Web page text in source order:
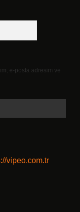
e-posta adresim ve
vipeo.com.tr